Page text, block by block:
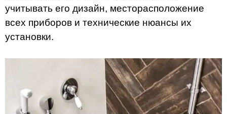
учитывать его дизайн, месторасположение
всех приборов и технические нюансы их
установки.